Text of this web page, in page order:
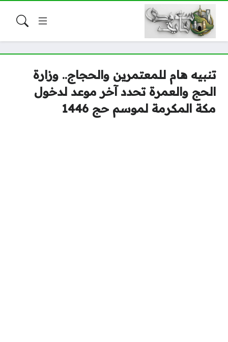
تنبيه هام للمعتمرين والحجاج.. وزارة
الحج والعمرة تحدد آخر موعد لدخول
مكة المكرمة لموسم حج 1446